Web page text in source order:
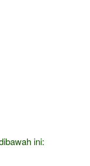
ini: